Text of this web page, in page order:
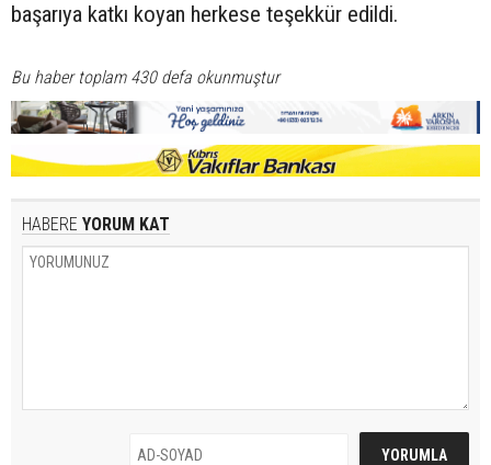
başarıya katkı koyan herkese teşekkür edildi.
Bu haber toplam 430 defa okunmuştur
HABERE YORUM KAT